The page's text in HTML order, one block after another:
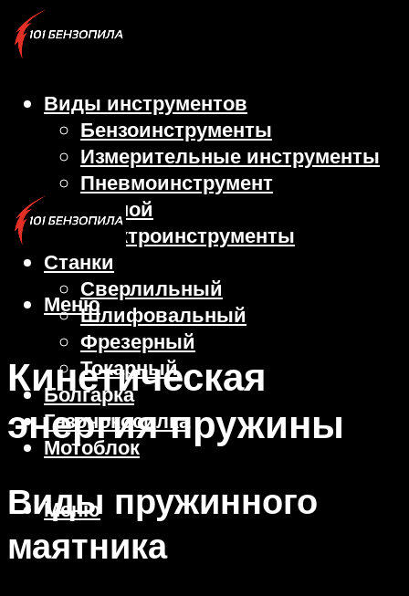
Виды инструментов
Бензоинструменты
Измерительные инструменты
Пневмоинструмент
Ручной
Электроинструменты
Станки
Сверлильный
Шлифовальный
Фрезерный
Токарный
Болгарка
Газонокосилка
Мотоблок
Меню
Меню
Кинетическая
энергия пружины
Виды пружинного
маятника